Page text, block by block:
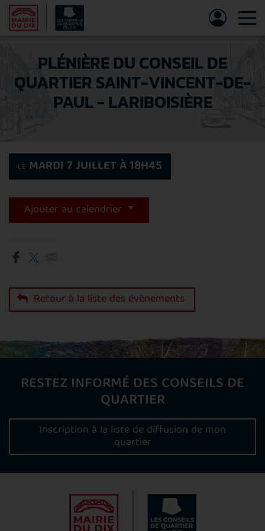
PLÉNIÈRE DU CONSEIL DE
QUARTIER SAINT-VINCENT-DE-
PAUL - LARIBOISIÈRE
LE MARDI 7 JUILLET À 18H45
Ajouter au calendrier
Retour à la liste des évènements
RESTEZ INFORMÉ DES CONSEILS DE
QUARTIER
Inscription à la liste de diffusion de mon
quartier